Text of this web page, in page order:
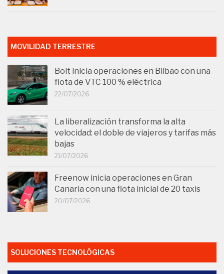
MOVILIDAD TERRESTRE
Bolt inicia operaciones en Bilbao con una
flota de VTC 100 % eléctrica
22/07/2026
La liberalización transforma la alta
velocidad: el doble de viajeros y tarifas más
bajas
21/07/2026
Freenow inicia operaciones en Gran
Canaria con una flota inicial de 20 taxis
20/07/2026
SOLUCIONES TECNOLÓGICAS